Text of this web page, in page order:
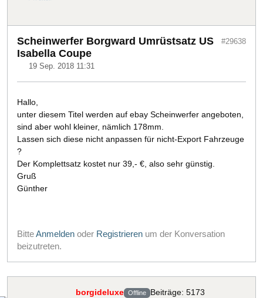
Scheinwerfer Borgward Umrüstsatz US
Isabella Coupe
19 Sep. 2018 11:31
#29638
Hallo,
unter diesem Titel werden auf ebay Scheinwerfer angeboten,
sind aber wohl kleiner, nämlich 178mm.
Lassen sich diese nicht anpassen für nicht-Export Fahrzeuge
?
Der Komplettsatz kostet nur 39,- €, also sehr günstig.
Gruß
Günther
BitteAnmelden oder Registrieren um der Konversation
beizutreten.
borgideluxe Offline Beiträge: 5173